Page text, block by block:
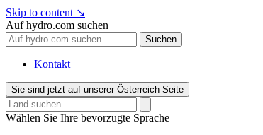
Skip to content ↘
Auf hydro.com suchen
Suchen
Kontakt
Sie sind jetzt auf unserer Österreich Seite
Wählen Sie Ihre bevorzugte Sprache